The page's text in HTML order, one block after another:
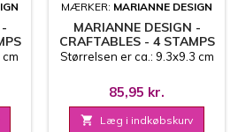
MÆRKER: MARIANNE DESIGN
MARIANNE DESIGN -
CRAFTABLES - 4 STAMPS
- CR1723
Størrelsen er ca.: 9.3x9.3 cm
85,95 kr.
 Læg i indkøbskurv